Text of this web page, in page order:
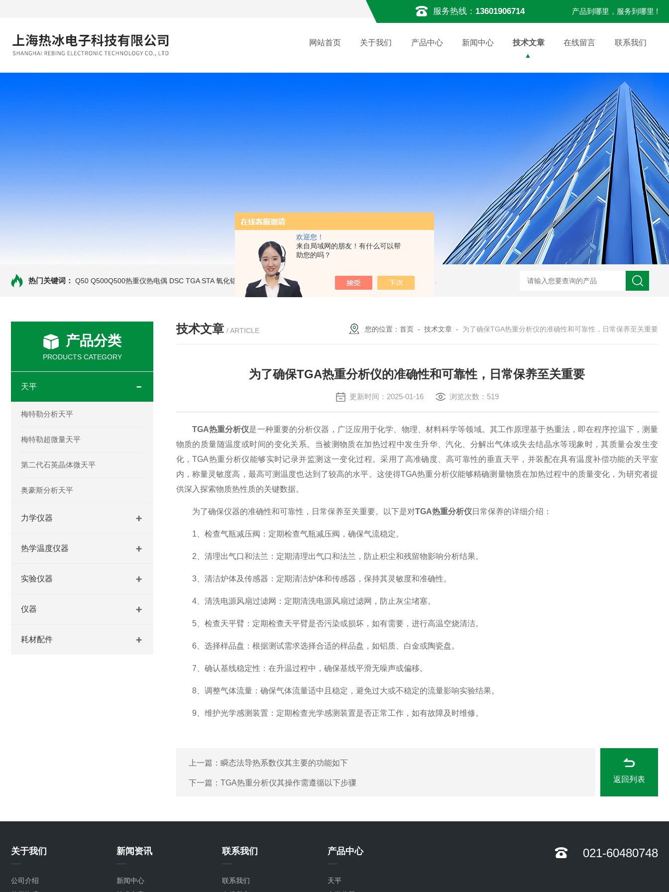
欢迎您！
来自局域网的朋友！有什么可以帮
助您的吗？
服务热线： 13601906714 产品到哪里，服务到哪里 !
网站首页 关于我们 产品中心 新闻中心 技术文章 在线留言 联系我们
热门关键词： Q50 Q500Q500热重仪热电偶 DSC TGA STA 氧化铝坩埚 同步热分析维修配件STA449样品支架STA409 热天平灯泡 Diamond TG/DTA维修配件 热分析仪维修配件 热分析CF卡 DSC Q20 Q50
产品分类
PRODUCTS CATEGORY
天平
梅特勒分析天平
梅特勒超微量天平
第二代石英晶体微天平
奥豪斯分析天平
力学仪器
热学温度仪器
实验仪器
仪器
耗材配件
技术文章 / ARTICLE 您的位置： 首页 - 技术文章 - 为了确保TGA热重分析仪的准确性和可靠性，日常保养至关重要
为了确保TGA热重分析仪的准确性和可靠性，日常保养至关重要
更新时间：2025-01-16 浏览次数：519
TGA热重分析仪是一种重要的分析仪器，广泛应用于化学、物理、材料科学等领域。其工作原理基于热重法，即在程序控温下，测量
物质的质量随温度或时间的变化关系。当被测物质在加热过程中发生升华、汽化、分解出气体或失去结晶水等现象时，其质量会发生变
化，TGA热重分析仪能够实时记录并监测这一变化过程。采用了高准确度、高可靠性的垂直天平，并装配在具有温度补偿功能的天平室
内，称量灵敏度高，最高可测温度也达到了较高的水平。这使得TGA热重分析仪能够精确测量物质在加热过程中的质量变化，为研究者提
供深入探索物质热性质的关键数据。
为了确保仪器的准确性和可靠性，日常保养至关重要。以下是对TGA热重分析仪 日常保养的详细介绍：
1、检查气瓶减压阀：定期检查气瓶减压阀，确保气流稳定。
2、清理出气口和法兰：定期清理出气口和法兰，防止积尘和残留物影响分析结果。
3、清洁炉体及传感器：定期清洁炉体和传感器，保持其灵敏度和准确性。
4、清洗电源风扇过滤网：定期清洗电源风扇过滤网，防止灰尘堵塞。
5、检查天平臂：定期检查天平臂是否污染或损坏，如有需要，进行高温空烧清洁。
6、选择样品盘：根据测试需求选择合适的样品盘，如铝质、白金或陶瓷盘。
7、确认基线稳定性：在升温过程中，确保基线平滑无噪声或偏移。
8、调整气体流量：确保气体流量适中且稳定，避免过大或不稳定的流量影响实验结果。
9、维护光学感测装置：定期检查光学感测装置是否正常工作，如有故障及时维修。
上一篇： 瞬态法导热系数仪其主要的功能如下
下一篇： TGA热重分析仪其操作需遵循以下步骤 返回列表
关于我们
公司介绍
新闻资讯
新闻中心
联系我们
联系我们
产品中心
天平
021-60480748